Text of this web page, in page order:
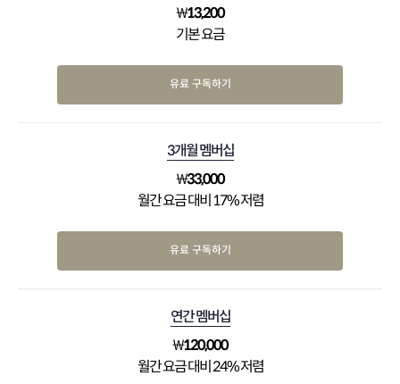
₩13,200
기본 요금
유료 구독하기
3개월 멤버십
₩33,000
월간 요금 대비 17% 저렴
유료 구독하기
연간 멤버십
₩120,000
월간 요금 대비 24% 저렴